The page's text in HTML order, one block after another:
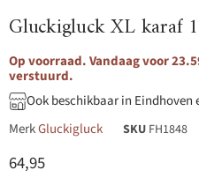
Gluckigluck XL karaf
Op voorraad. Vandaag voor
verstuurd.
Ook beschikbaar in Eindhoven
MerkGluckigluck SKU FH1848
Huidige prijs
64,95